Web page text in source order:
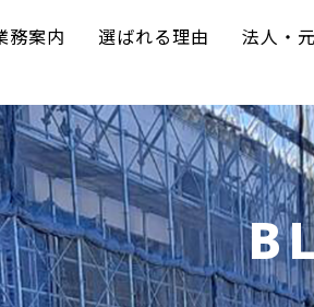
務案内 選ばれる理由 法人・